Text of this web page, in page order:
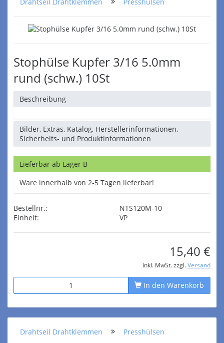
Stophülse Kupfer 3/16 5.0mm
rund (schw.) 10St
Beschreibung
Bilder, Extras, Katalog, Herstellerinformationen,
Sicherheits- und Produktinformationen
Lieferbar ab Lager B
Ware innerhalb von 2-5 Tagen lieferbar!
Bestellnr.:
NTS120M-10
Einheit:
VP
15,40 €
inkl. MwSt. zzgl. Versand
In den Warenkorb
Drahtseil Drahtklemmen Presshülsen